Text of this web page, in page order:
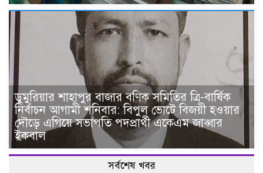
ডুমুরিয়ার শাহাপুর বাজার বণিক সমিতির ত্রি-বার্ষিক
নির্বাচন আগামী শনিবার: বিপুল ভোটে বিজয়ী হওয়ার
দৌড়ে এগিয়ে সভাপতি পদপ্রার্থী একেএম জাব্বার
ইকবাল
সর্বশেষ খবর